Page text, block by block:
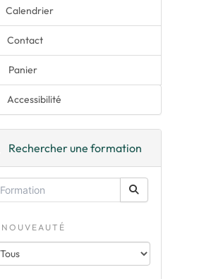
Calendrier
Contact
Panier
Accessibilité
Rechercher une formation
NOUVEAUTÉ